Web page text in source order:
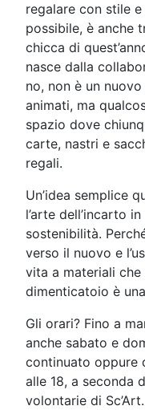
regalare con stile
possibile, è anche
chicca di
nasce dalla
no, non è un
animati, ma
spazio dove
carte, nastri e
regali.
Un’idea semplice
l’arte dell’incarto
sostenibilità.
verso il nuovo e
vita a materiali
dimenticatoio è
Gli orari? Fino a
anche sabato e
continuato oppure
alle 18, a seconda
volontarie di